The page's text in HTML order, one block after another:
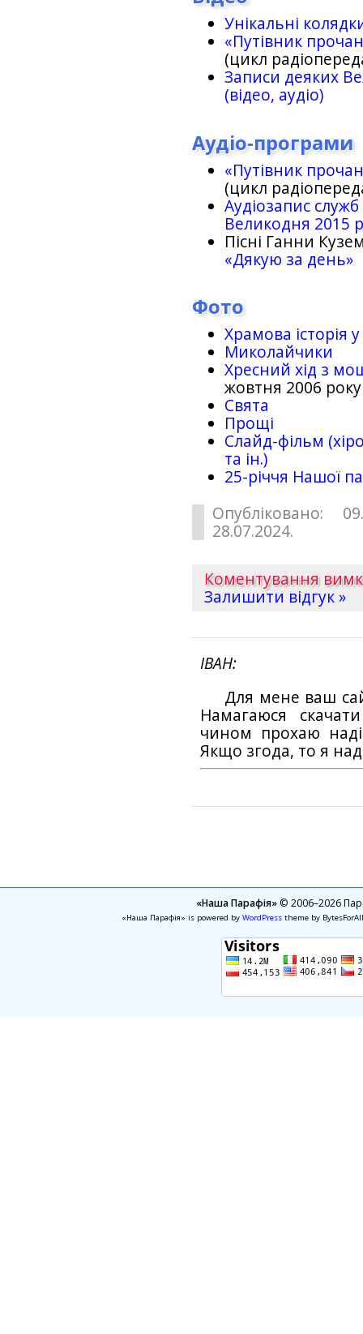
Унікальні
«Путівник
(цикл
Записи деяких
(відео, аудіо)
Аудіо-програми
«Путівник
(цикл
Аудіозапис
Великодня 2015
Пісні Ганни
«Дякую за день»
Фото
Храмова історія
Миколайчики
Хресний хід з
жовтня 2006 року
Свята
Прощі
Слайд-фільм
та ін.)
25-рiччя Нашої
Опубліковано:
28.07.2024.
Коментування
Залишити відгук »
ІВАН
Для мене ваш
Намагаюся
чином прохаю
Якщо згода, то я
«Наша Парафія»© 2006–2026
«Наша Парафія» is powered by WordPresstheme by